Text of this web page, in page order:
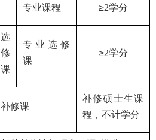
专业课程 ≥2学分
选
修
课
专业选修
课
≥2学分
补修课
补修硕士生课
程，不计学分